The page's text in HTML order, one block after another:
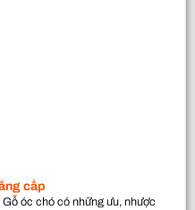
cấp
óc chó có những ưu, nhược